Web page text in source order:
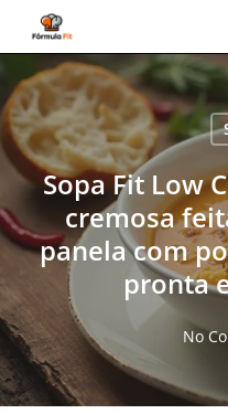
main
content
Sopa Fit Low
cremosa
panela com
pronta
No